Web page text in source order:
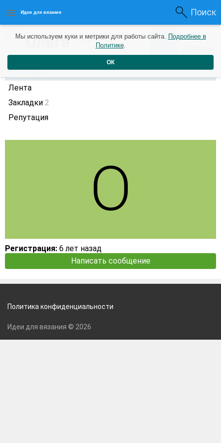
Идеи для вязания Поиск
Ольга1 год назад 0 0
Профиль
Лента
Закладки 2
Репутация
Регистрация: 6 лет назад
Написать сообщение
Мы используем куки и метрики для работы сайта. Подробнее в
Политике.
ОК
Политика конфиденциальности
Идеи для вязания © 2026